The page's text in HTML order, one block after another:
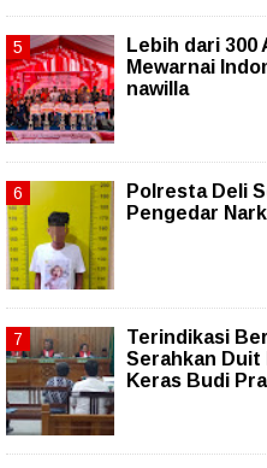
Lebih dari 300
Mewarnai
nawilla
Polresta Deli
Pengedar
Terindikasi
Serahkan Duit
Keras Budi